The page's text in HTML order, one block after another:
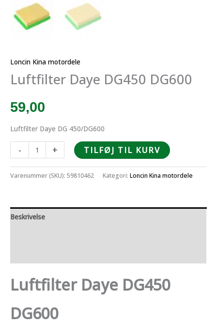
Loncin Kina motordele
Luftfilter Daye DG450 DG600
59,00
Luftfilter Daye DG 450/DG600
-
Luftfilter
Daye
DG450
+ TILFØJ TIL KURV
Varenummer (SKU):59810462 Kategori:Loncin Kina motordele
Beskrivelse
Luftfilter Daye DG450
DG600